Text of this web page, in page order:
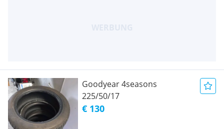
Goodyear 4seasons
225/50/17
€ 130